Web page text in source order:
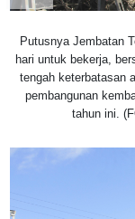
Putusnya Jembatan
hari untuk bekerja,
tengah keterbatasan
pembangunan
tahun ini.